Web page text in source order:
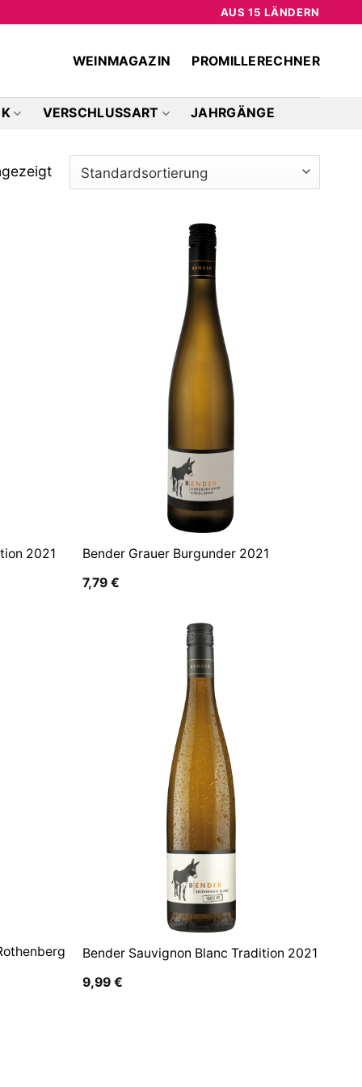
AUS 15 LÄNDERN
WEINMAGAZIN PROMILLERECHNER
VERSCHLUSSART JAHRGÄNGE
2021
Bender Grauer Burgunder 2021
7,79 €
Bender Sauvignon Blanc Tradition 2021
9,99 €